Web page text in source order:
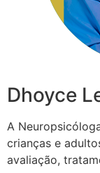
Dhoyce
A
crianças e
avaliação,